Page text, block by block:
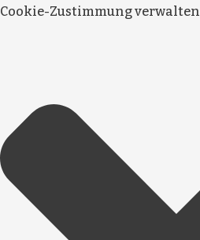
Cookie-Zustimmung verwalten